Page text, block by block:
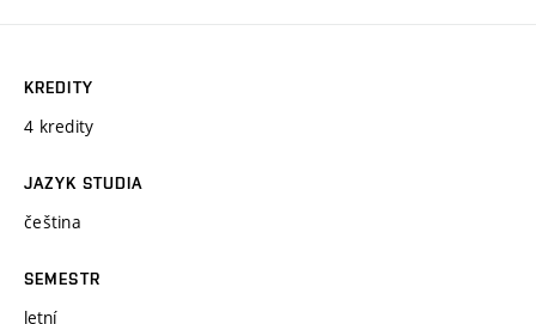
KREDITY
4 kredity
JAZYK STUDIA
čeština
SEMESTR
letní